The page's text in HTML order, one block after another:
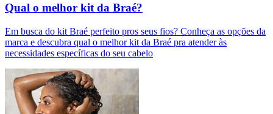
Qual o melhor kit da Braé?
Em busca do kit Braé perfeito pros seus fios? Conheça as opções da
marca e descubra qual o melhor kit da Braé pra atender às
necessidades específicas do seu cabelo